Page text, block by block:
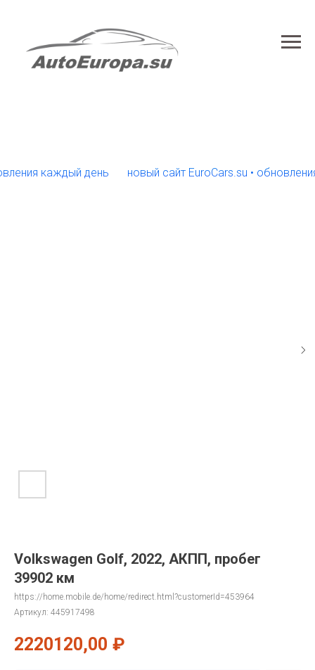
каждый день новый сайт EuroCars.su • обновления
Volkswagen Golf, 2022, АКПП, пробег
39902 км
https://home.mobile.de/home/redirect.html?customerId=453964
Артикул: 445917498
2220120,00 ₽